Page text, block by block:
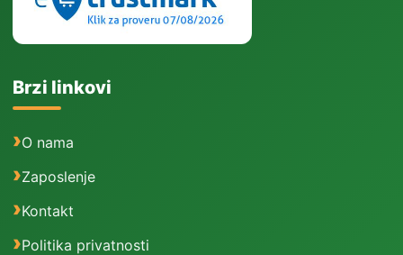
Brzi linkovi
O nama
Zaposlenje
Kontakt
Politika privatnosti